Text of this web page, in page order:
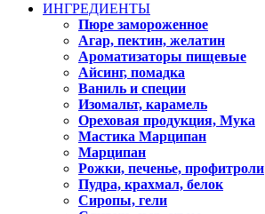
ИНГРЕДИЕНТЫ
Пюре замороженное
Агар, пектин, желатин
Ароматизаторы пищевые
Айсинг, помадка
Ваниль и специи
Изомальт, карамель
Ореховая продукция, Мука
Мастика Марципан
Марципан
Рожки, печенье, профитроли
Пудра, крахмал, белок
Сиропы, гели